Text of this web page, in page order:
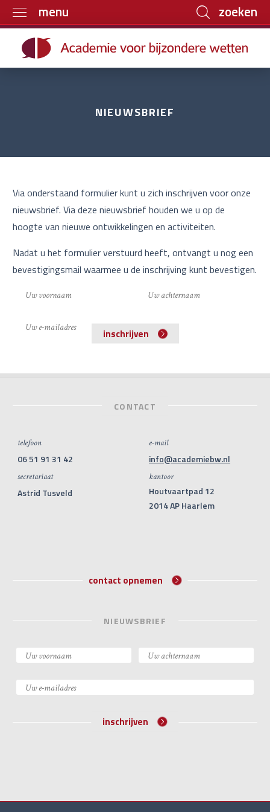
menu zoeken
Home
Contact
NIEUWSBRIEF
Via onderstaand formulier kunt u zich inschrijven voor onze
nieuwsbrief. Via deze nieuwsbrief houden we u op de
hoogte van nieuwe ontwikkelingen en activiteiten.
Nadat u het formulier verstuurd heeft, ontvangt u nog een
bevestigingsmail waarmee u de inschrijving kunt bevestigen.
inschrijven
CONTACT
telefoon
06 51 91 31 42
secretariaat
Astrid Tusveld
e-mail
info@academiebw.nl
kantoor
Houtvaartpad 12
2014 AP Haarlem
contact opnemen
NIEUWSBRIEF
inschrijven